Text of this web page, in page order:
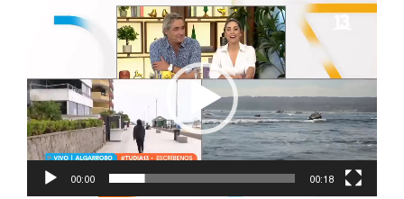
00:00 00:18